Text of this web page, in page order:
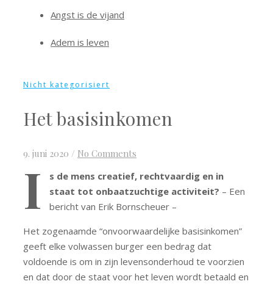
Angst is de vijand
Adem is leven
Nicht kategorisiert
Het basisinkomen
9. juni 2020 / No Comments
I
s de mens creatief, rechtvaardig en in
staat tot onbaatzuchtige activiteit? – Een
bericht van Erik Bornscheuer –
Het zogenaamde “onvoorwaardelijke basisinkomen”
geeft elke volwassen burger een bedrag dat
voldoende is om in zijn levensonderhoud te voorzien
en dat door de staat voor het leven wordt betaald en